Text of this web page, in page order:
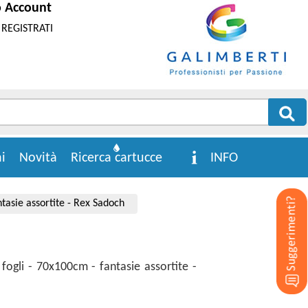
Account
REGISTRATI
INFO
Ricerca cartucce
Novità
assortite - Rex Sadoch
- 70x100cm - fantasie assortite -